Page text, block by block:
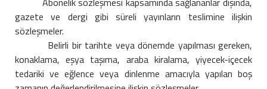
gazete ve dergi gibi süreli yayınların teslimine ilişkin
sözleşmeler.
Belirli bir tarihte veya dönemde yapılması gereken,
konaklama, eşya taşıma, araba kiralama, yiyecek-içecek
tedariki ve eğlence veya dinlenme amacıyla yapılan boş